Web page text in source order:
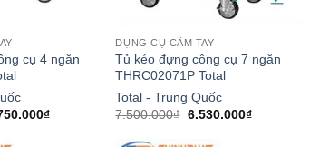
cụ 4 ngăn
₫Giá
DỤNG CỤ CẦM TAY
Tủ kéo đựng công cụ 7 ngăn
THRC02071P Total
Total - Trung Quốc
7.500.000₫ Giá
là:
6.530.000₫Giá